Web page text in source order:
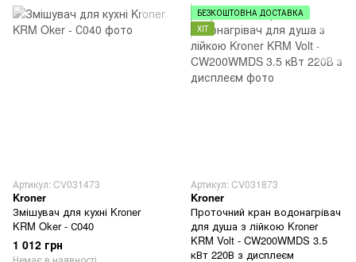
Артикул: CV031473
Kroner
Змішувач для кухні Kroner
KRM Oker - С040
1 012 грн
Немає в наявності
БЕЗКОШТОВНА ДОСТАВКА
ХІТ
Артикул: CV031873
Kroner
Проточний кран водонагрівач
для душа з лійкою Kroner
KRM Volt - CW200WMDS 3.5
кВт 220В з дисплеєм